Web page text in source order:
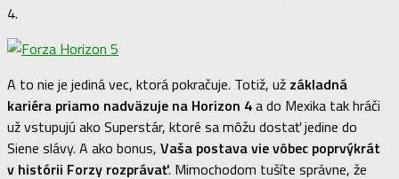
4.
A to nie je jediná vec, ktorá pokračuje. Totiž, už základná
kariéra priamo nadväzuje na Horizon 4a do Mexika tak hráči
už vstupujú ako Superstár, ktoré sa môžu dostať jedine do
Siene slávy. A ako bonus, Vaša postava vie vôbec poprvýkrát
v histórii Forzy rozprávať. Mimochodom tušíte správne, že